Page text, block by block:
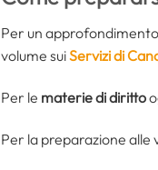
Per un
volume suiServizi di
Per le materie di diritto
Per la preparazione alle